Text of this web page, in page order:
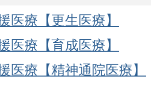
医療【更生医療】
医療【育成医療】
医療【精神通院医療】